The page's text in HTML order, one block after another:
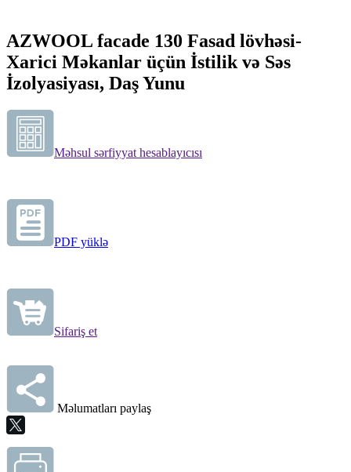
AZWOOL facade 130 Fasad lövhəsi-
Xarici Məkanlar üçün İstilik və Səs
İzolyasiyası, Daş Yunu
Məhsul sərfiyyat hesablayıcısı
PDF yüklə
Sifariş et
Məlumatları paylaş